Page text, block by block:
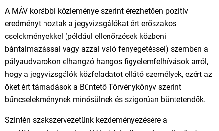
A MÁV korábbi közleménye szerint érezhetően pozitív
eredményt hoztak a jegyvizsgálókat ért erőszakos
cselekményekkel (például ellenőrzések közbeni
bántalmazással vagy azzal való fenyegetéssel) szemben a
pályaudvarokon elhangzó hangos figyelemfelhívások arról,
hogy a jegyvizsgálók közfeladatot ellátó személyek, ezért az
őket ért támadások a Büntető Törvénykönyv szerint
bűncselekménynek minősülnek és szigorúan büntetendők.
Szintén szakszervezetünk kezdeményezésére a